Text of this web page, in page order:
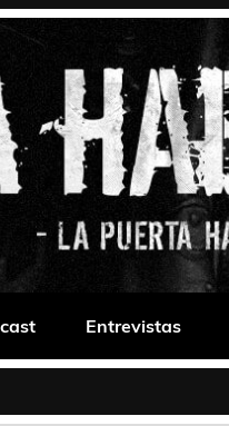
Entrevistas